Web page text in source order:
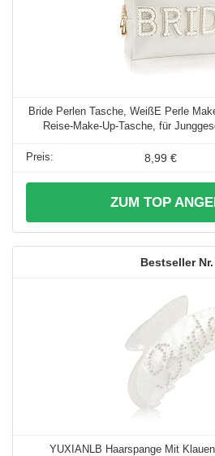
Bride Perlen Tasche, WeißE Perle
Reise-Make-Up-Tasche, für
8,99 €
ZUM TOP
YUXIANLB Haarspange Mit